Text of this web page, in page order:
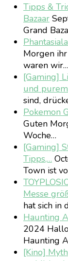
Tipps &
Bazaar
Grand
Morgen
waren wir…
[Gaming]
und
sind,
Pokemon
Guten
Woche…
[Gaming]
Tipps,…
Town ist
Messe
hat sich in
Haunting
2024
Haunting
[Kino]